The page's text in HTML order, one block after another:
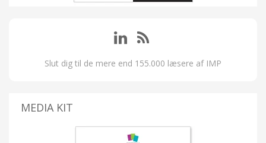
Slut dig til de mere end 155.000 læsere af IMP
MEDIA KIT